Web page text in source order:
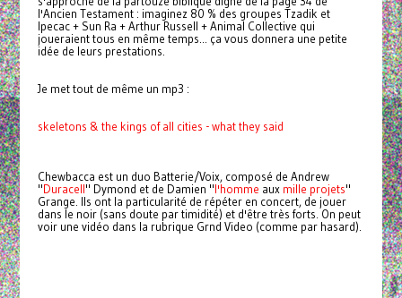
l'Ancien Testament : imaginez 80 % des groupes Tzadik et
Ipecac + Sun Ra + Arthur Russell + Animal Collective qui
joueraient tous en même temps... ça vous donnera une petite
idée de leurs prestations.
Je met tout de même un mp3 :
skeletons & the kings of all cities - what they said
Chewbacca est un duo Batterie/Voix, composé de Andrew
"Duracell" Dymond et de Damien "l'homme aux mille projets"
Grange. Ils ont la particularité de répéter en concert, de jouer
dans le noir (sans doute par timidité) et d'être très forts. On peut
voir une vidéo dans la rubrique Grnd Video (comme par hasard).